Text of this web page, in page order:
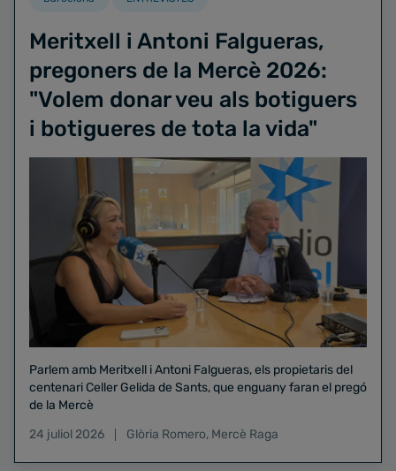
Meritxell i Antoni Falgueras,
pregoners de la Mercè 2026:
"Volem donar veu als botiguers
i botigueres de tota la vida"
Parlem amb Meritxell i Antoni Falgueras, els propietaris del
centenari Celler Gelida de Sants, que enguany faran el pregó
de la Mercè
24 juliol 2026
Glòria Romero, Mercè Raga